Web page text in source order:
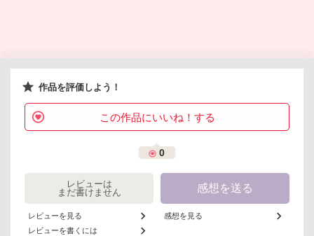
作品を評価しよう！
この作品にいいね！する
0
レビューは
まだ書けません
レビューを見る
レビューを書くには
感想を送る
感想を見る